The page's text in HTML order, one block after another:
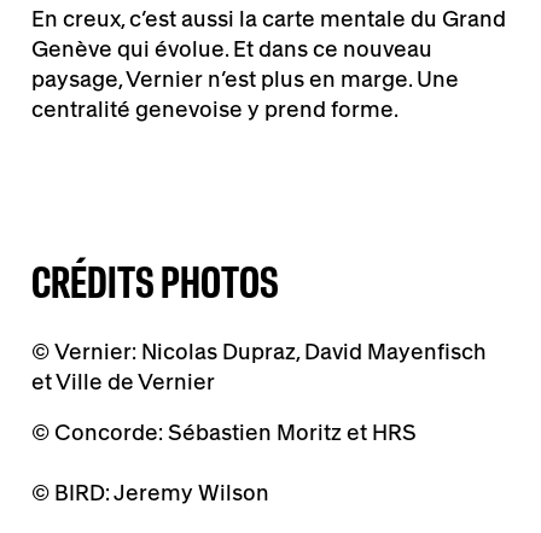
En creux, c’est aussi la carte mentale du Grand
Genève qui évolue. Et dans ce nouveau
paysage, Vernier n’est plus en marge. Une
centralité genevoise y prend forme.
CRÉDITS PHOTOS
© Vernier: Nicolas Dupraz, David Mayenfisch
et Ville de Vernier
© Concorde: Sébastien Moritz et HRS
© BIRD: Jeremy Wilson